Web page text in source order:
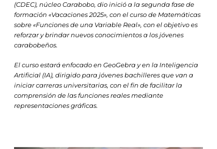
(CDEC), núcleo Carabobo, dio inició a la segunda fase de
formación «Vacaciones 2025», con el curso de Matemáticas
sobre «Funciones de una Variable Real», con el objetivo es
reforzar y brindar nuevos conocimientos a los jóvenes
carabobeños.
El curso estará enfocado en GeoGebra y en la Inteligencia
Artificial (IA), dirigido para jóvenes bachilleres que van a
iniciar carreras universitarias, con el fin de facilitar la
comprensión de las funciones reales mediante
representaciones gráficas.